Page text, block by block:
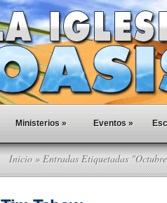
Ministerios » Eventos »
Inicio » Entradas Etiquetadas